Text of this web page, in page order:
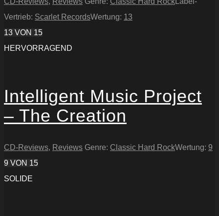
Vertrieb: Scarlet RecordsWertung: 13
13 VON 15
HERVORRAGEND
Intelligent Music Project
– The Creation
CD-Reviews, Reviews Genre: Classic Hard RockWertung: 9
9 VON 15
SOLIDE